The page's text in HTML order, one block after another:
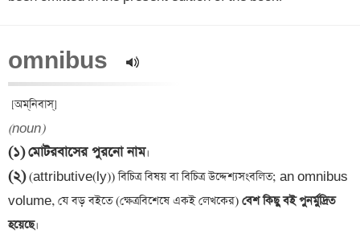
omnibus
(noun)
(১)মোটরবাসের পুরনো নাম
(২) (attributive(ly)) বিচিত্র বিষয় বা বিচিত্র উদ্দেশ্যসংবলিত; an omnibus
volume, যে বড় বইতে (ক্ষেত্রবিশেষে একই লেখকের) বেশ কিছু বই পুনর্মুদ্রিত
হয়েছে